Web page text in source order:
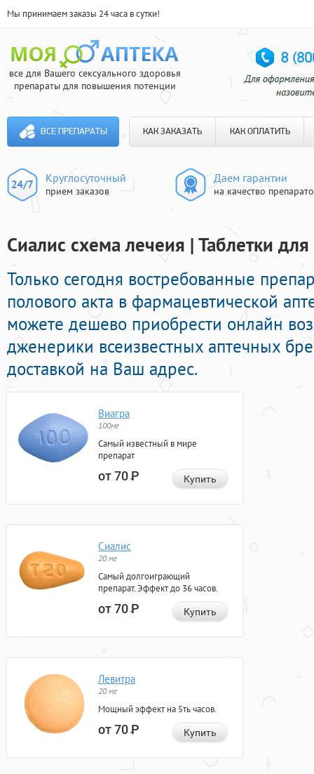
Мы принимаем заказы 24 часа в сутки!
все для Вашего сексуального здоровья
препараты для повышения потенции
ВСЕ ПРЕПАРАТЫ КАК ЗАКАЗАТЬ КАК ОПЛАТИТЬ
Круглосуточный
прием заказов
Даем гарантии
на качество
Сиалис схема лечеия | Таблетки
Только сегодня востребованные
полового акта в фармацевтической
можете дешево приобрести онлайн
дженерики всеизвестных аптечных
доставкой на Ваш адрес.
Виагра
100мг
Самый известный в мире
препарат
от 70Р Купить
Сиалис
20 мг
Самый долгоиграющий
препарат. Эффект до 36 часов.
от 70Р Купить
Левитра
20 мг
Мощный эффект на 5ть часов.
от 70Р Купить